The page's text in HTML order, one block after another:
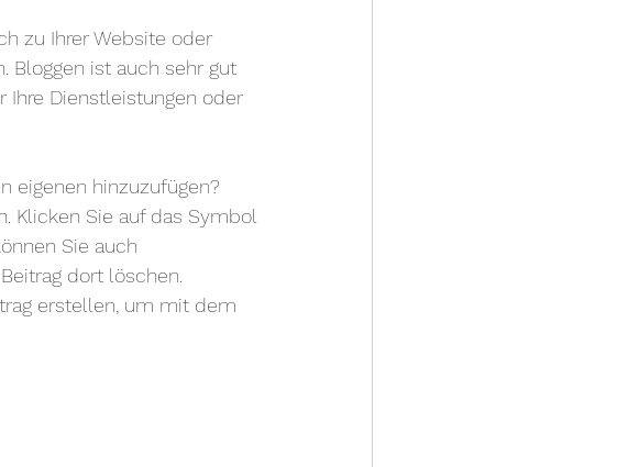
zu Ihrer Website oder
Bloggen ist auch sehr gut
Ihre Dienstleistungen oder
eigenen hinzuzufügen?
Klicken Sie auf das Symbol
Sie auch
dort löschen.
erstellen, um mit dem